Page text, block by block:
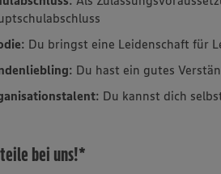
: Du bringst eine Leidenschaft für
: Du hast ein gutes
: Du kannst dich
bei uns!*